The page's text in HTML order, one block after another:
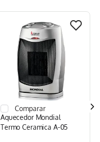
Aquecedor Mondial
Termo Ceramica A-05